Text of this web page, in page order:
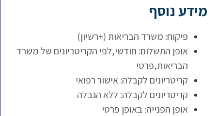
מידע נוסף
פיקוח: משרד הבריאות (+רשיון)
אופן התשלום: חודשי,לפי הקריטריונים של משרד
הבריאות,פרטי
קריטריונים לקבלה: אישור רפואי
קריטריונים לקבלה: ללא הגבלה
אופן הפנייה: באופן פרטי